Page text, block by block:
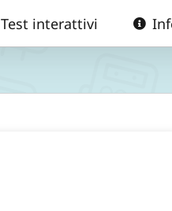
Test interattivi